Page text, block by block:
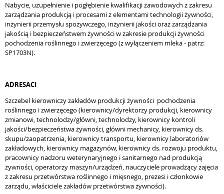
Nabycie, uzupełnienie i pogłębienie kwalifikacji zawodowych z zakresu
zarządzania produkcją i procesami z elementami technologii żywności,
inżynierii przemysłu spożywczego, inżynierii jakości oraz zarządzania
jakością i bezpieczeństwem żywności w zakresie produkcji żywności
pochodzenia roślinnego i zwierzęcego (z wyłączeniem mleka - patrz:
SP1703N).
ADRESACI
Szczebel kierowniczy zakładów produkcji żywności pochodzenia
roślinnego i zwierzęcego (kierownicy/dyrektorzy produkcji, kierownicy
zmianowi, technolodzy/główni, technolodzy, kierownicy kontroli
jakości/bezpieczeństwa żywności, główni mechanicy, kierownicy ds.
skupu/zaopatrzenia, kierownicy transportu, kierownicy laboratoriów
zakładowych, kierownicy magazynów, kierownicy ds. rozwoju produktu,
pracownicy nadzoru weterynaryjnego i sanitarnego nad produkcją
żywności, operatorzy maszyn/urządzeń, nauczyciele prowadzący zajęcia
z zakresu przetwórstwa roślinnego i mięsnego, prezesi i członkowie
zarządu, właściciele zakładów przetwórstwa żywności).